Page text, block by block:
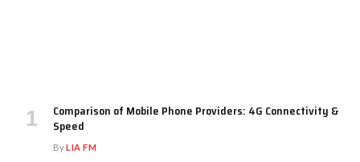
Comparison of Mobile Phone Providers: 4G Connectivity &
Speed
ByLIA FM